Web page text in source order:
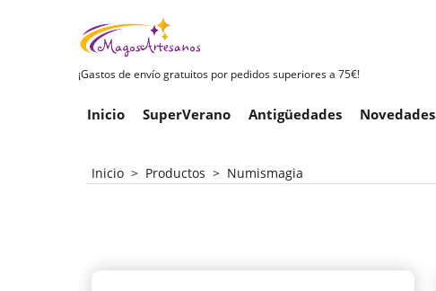
¡Gastos de envío gratuitos por pedidos superiores a 75€!
Inicio SuperVerano Antigüedades Novedades
Inicio > Productos > Numismagia